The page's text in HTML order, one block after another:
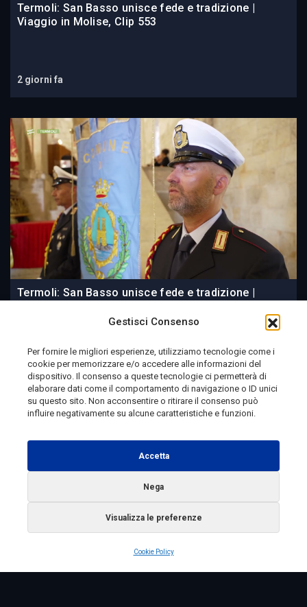
Gestisci Consenso
Per fornire le migliori esperienze, utilizziamo tecnologie come i
cookie per memorizzare e/o accedere alle informazioni del
dispositivo. Il consenso a queste tecnologie ci permetterà di
elaborare dati come il comportamento di navigazione o ID unici
su questo sito. Non acconsentire o ritirare il consenso può
influire negativamente su alcune caratteristiche e funzioni.
Accetta
Nega
Visualizza le preferenze
Cookie Policy
Termoli: San Basso unisce fede e tradizione |
Viaggio in Molise, Clip 553
2 giorni fa
Termoli: San Basso unisce fede e tradizione |
2 giorni fa
Telemolise - reg. Tribunale di Campobasso n. 133 del
10/08/1982 - Direttore Responsabile:MANUELA
Testata Giornalistica Sportiva: reg. Tribunale Di
Campobasso n. 224 del 4/5/1996 - Direttore Responsabile:
ANTONIO DI LALLO
Radio Tele Molise s.r.l. - P.IVA 00213640709